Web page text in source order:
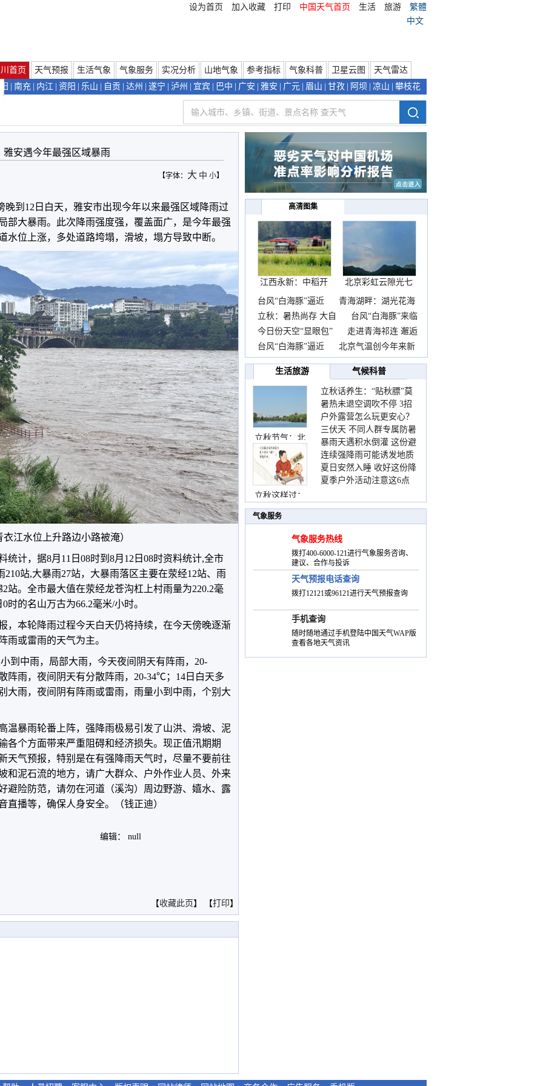
设为首页 加入收藏 打印 中国天气首页 生活 旅游
繁體
中文
首页 天气预报 生活气象 气象服务 实况分析 山地气象 参考指标 气象科普 卫星云图
天气雷达
南充 内江 资阳 乐山 自贡 达州 遂宁 泸州 宜宾 巴中 广安 雅安 广元 眉山 甘孜 阿坝 凉山 攀枝花
雅安遇今年最强区域暴雨
【字体： 大 中 小】
12日白天，雅安市出现今年以来最强区域降雨过
部大暴雨。此次降雨强度强，覆盖面广，是今年最强
水位上涨，多处道路垮塌，滑坡，塌方导致中断。
衣江水位上升路边小路被淹）
，据8月11日08时到8月12日08时资料统计,全市
210站,大暴雨27站，大暴雨落区主要在荥经12站、雨
站。全市最大值在荥经龙苍沟杠上村雨量为220.2毫
时的名山万古为66.2毫米/小时。
本轮降雨过程今天白天仍将持续，在今天傍晚逐渐
雨或雷雨的天气为主。
中雨，局部大雨，今天夜间阴天有阵雨，20-
阵雨，夜间阴天有分散阵雨，20-34℃；14日白天多
大雨，夜间阴有阵雨或雷雨，雨量小到中雨，个别大
暴雨轮番上阵，强降雨极易引发了山洪、滑坡、泥
各个方面带来严重阻碍和经济损失。现正值汛期期
天气预报，特别是在有强降雨天气时，尽量不要前往
和泥石流的地方，请广大群众、户外作业人员、外来
避险防范，请勿在河道（溪沟）周边野游、嬉水、露
直播等，确保人身安全。（钱正迪）
编辑： null
【收藏此页 】 【打印】
高清图集
江西永新：中稻开
镰抢
北京彩虹云隙光七
彩云
台风“白海豚”逼近
青海湖畔：湖光花海
长
立秋：暑热尚存 大自
台风“白海豚”来临
前
今日份天空“显眼包”
走进青海祁连 邂逅
一
台风“白海豚”逼近
北京气温创今年来新
高
生活旅游
气候科普
立秋节气：北
立秋这样过：
立秋话养生：“贴秋膘”莫
着急 先清暑再防燥
暑热未退空调吹不停 3招
护住肩颈不酸痛
户外露营怎么玩更安心？
这份攻略请收好
三伏天 不同人群专属防暑
要点请收好
暴雨天遇积水倒灌 这份避
险提示请收好
连续强降雨可能诱发地质
灾害 这些前兆要知道
夏日安然入睡 收好这份降
温小贴士
夏季户外活动注意这6点
气象服务
气象服务热线
拨打400-6000-121进行气象服务咨询、
建议、合作与投诉
天气预报电话查询
拨打12121或96121进行天气预报查询
手机查询
随时随地通过手机登陆中国天气WAP版
查看各地天气资讯